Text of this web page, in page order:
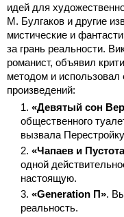
идей для
М. Булгаков и другие
мистические и
за грань реальности.
романист, объявил
методом и использовал
произведений:
«Девятый сон
общественного
вызвала
«Чапаев и
одной
настоящую.
«Generation П».
реальность.